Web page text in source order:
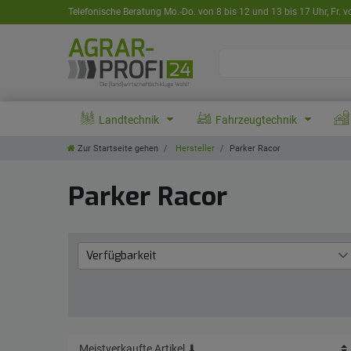
Telefonische Beratung Mo.-Do. von 8 bis 12 und 13 bis 17 Uhr, Fr.
Landtechnik Fahrzeugtechnik
Zur Startseite gehen Hersteller Parker Racor
Parker Racor
Verfügbarkeit